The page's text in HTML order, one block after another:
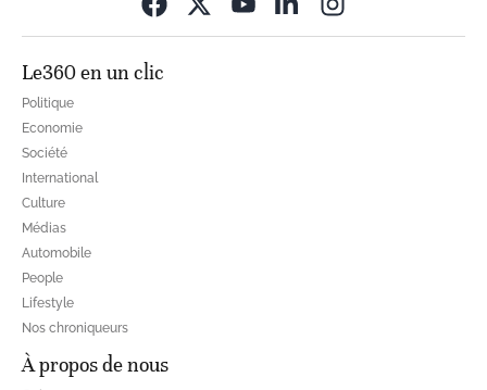
Le360 en un clic
Politique
Economie
Société
International
Culture
Médias
Automobile
People
Lifestyle
Nos chroniqueurs
À propos de nous